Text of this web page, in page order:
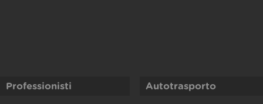
Professionisti Autotrasporto